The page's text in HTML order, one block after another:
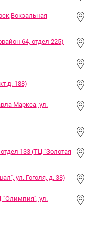
64, отдел 225)
д. 188)
Маркса, ул.
133 (ТЦ "Золотая
ул. Гоголя, д. 38)
"Олимпия", ул.